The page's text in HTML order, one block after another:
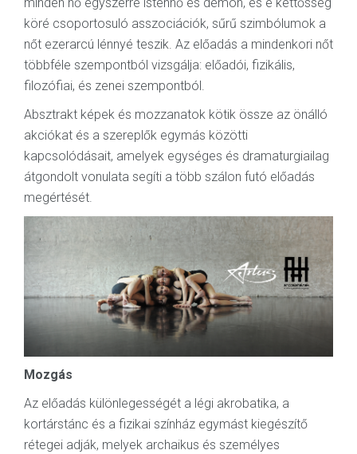
köré csoportosuló asszociációk, sűrű szimbólumok a
nőt ezerarcú lénnyé teszik. Az előadás a mindenkori nőt
többféle szempontból vizsgálja: előadói, fizikális,
filozófiai, és zenei szempontból.
Absztrakt képek és mozzanatok kötik össze az önálló
akciókat és a szereplők egymás közötti
kapcsolódásait, amelyek egységes és dramaturgiailag
átgondolt vonulata segíti a több szálon futó előadás
megértését.
Mozgás
Az előadás különlegességét a légi akrobatika, a
kortárstánc és a fizikai színház egymást kiegészítő
rétegei adják, melyek archaikus és személyes